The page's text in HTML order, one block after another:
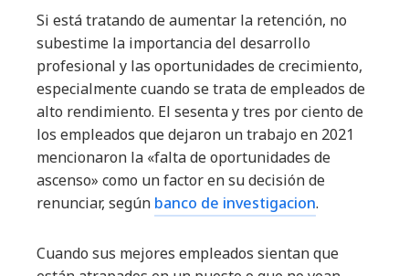
Si está tratando de aumentar la retención, no
subestime la importancia del desarrollo
profesional y las oportunidades de crecimiento,
especialmente cuando se trata de empleados de
alto rendimiento. El sesenta y tres por ciento de
los empleados que dejaron un trabajo en 2021
mencionaron la «falta de oportunidades de
ascenso» como un factor en su decisión de
renunciar, según banco de investigacion.
Cuando sus mejores empleados sientan que